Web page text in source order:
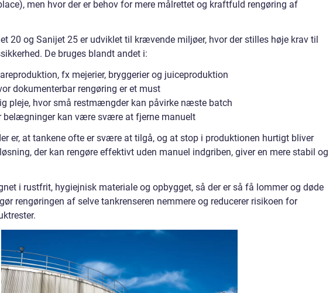
men hvor der er behov for mere målrettet og kraftfuld rengøring af
20 og Sanijet 25 er udviklet til krævende miljøer, hvor der stilles høje krav til
De bruges blandt andet i:
fx mejerier, bryggerier og juiceproduktion
dokumenterbar rengøring er et must
pleje, hvor små restmængder kan påvirke næste batch
belægninger kan være svære at fjerne manuelt
er, at tankene ofte er svære at tilgå, og at stop i produktionen hurtigt bliver
der kan rengøre effektivt uden manuel indgriben, giver en mere stabil og
i rustfrit, hygiejnisk materiale og opbygget, så der er så få lommer og døde
rengøringen af selve tankrenseren nemmere og reducerer risikoen for